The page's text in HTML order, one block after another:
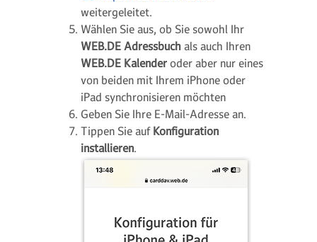
weitergeleitet.
Wählen Sie aus, ob Sie sowohl Ihr
WEB.DE Adressbuch als auch Ihren
WEB.DE Kalender oder aber nur eines
von beiden mit Ihrem iPhone oder
iPad synchronisieren möchten
Geben Sie Ihre E-Mail-Adresse an.
Tippen Sie auf Konfiguration
installieren.